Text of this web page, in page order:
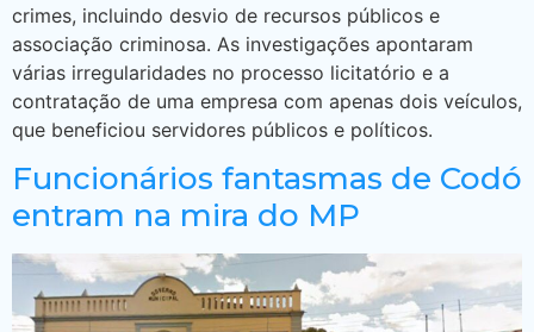
crimes, incluindo desvio de recursos públicos e
associação criminosa. As investigações apontaram
várias irregularidades no processo licitatório e a
contratação de uma empresa com apenas dois veículos,
que beneficiou servidores públicos e políticos.
Funcionários fantasmas de Codó
entram na mira do MP